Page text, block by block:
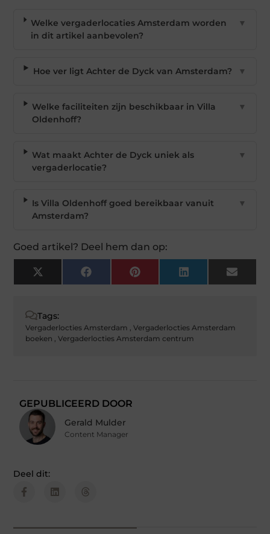
Welke vergaderlocaties Amsterdam worden
in dit artikel aanbevolen?
▼
Hoe ver ligt Achter de Dyck van Amsterdam? ▼
Welke faciliteiten zijn beschikbaar in Villa
Oldenhoff?
▼
Wat maakt Achter de Dyck uniek als
vergaderlocatie?
▼
Is Villa Oldenhoff goed bereikbaar vanuit
Amsterdam?
▼
Goed artikel? Deel hem dan op:
X
(Twitter)
Facebook Pinterest LinkedIn Email
Tags:
Vergaderlocties Amsterdam ,Vergaderlocties Amsterdam
boeken ,Vergaderlocties Amsterdam centrum
GEPUBLICEERD DOOR
Gerald Mulder
Content Manager
Deel dit: